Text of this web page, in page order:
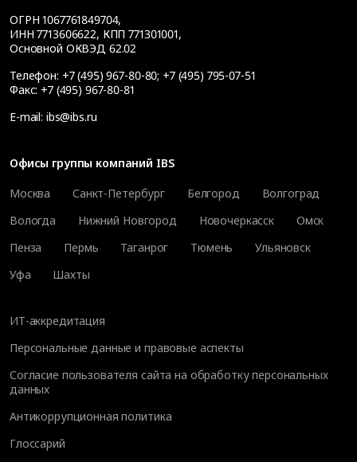
ОГРН 1067761849704,
ИНН 7713606622, КПП 771301001,
Основной ОКВЭД 62.02
Телефон: +7 (495) 967-80-80; +7 (495) 795-07-51
Факс: +7 (495) 967-80-81
E-mail: ibs@ibs.ru
Офисы группы компаний IBS
Москва
Санкт-Петербург Белгород
Волгоград
Вологда
Нижний Новгород Новочеркасск
Омск
Пенза
Пермь Таганрог Тюмень
Ульяновск
Уфа
Шахты
ИТ-аккредитация
Персональные данные и правовые аспекты
Согласие пользователя сайта на обработку персональных
данных
Антикоррупционная политика
Глоссарий